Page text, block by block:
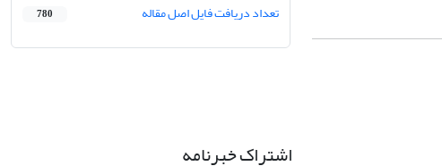
تعداد دریافت فایل اصل مقاله 780
اشتراک خبرنامه